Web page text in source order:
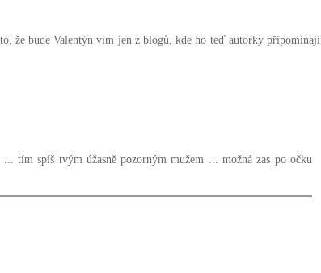
že bude Valentýn vím jen z blogů, kde ho teď autorky připomínají,
... tím spíš tvým úžasně pozorným mužem ... možná zas po očku